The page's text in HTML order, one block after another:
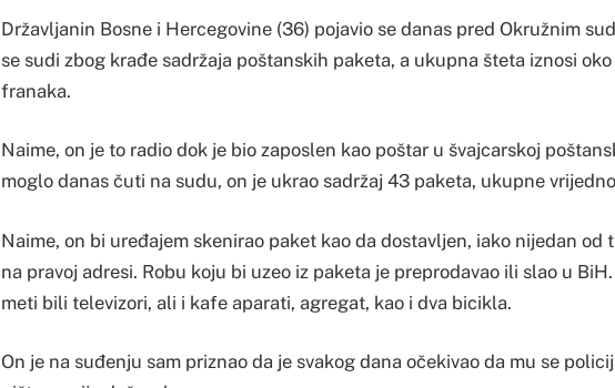
Državljanin Bosne i Hercegovine (36) pojavio se danas pred Okružnim
se sudi zbog krađe sadržaja poštanskih paketa, a ukupna šteta iznosi
franaka.
Naime, on je to radio dok je bio zaposlen kao poštar u švajcarskoj
moglo danas čuti na sudu, on je ukrao sadržaj 43 paketa, ukupne
Naime, on bi uređajem skenirao paket kao da dostavljen, iako nijedan od
na pravoj adresi. Robu koju bi uzeo iz paketa je preprodavao ili slao u
meti bili televizori, ali i kafe aparati, agregat, kao i dva bicikla.
On je na suđenju sam priznao da je svakog dana očekivao da mu se